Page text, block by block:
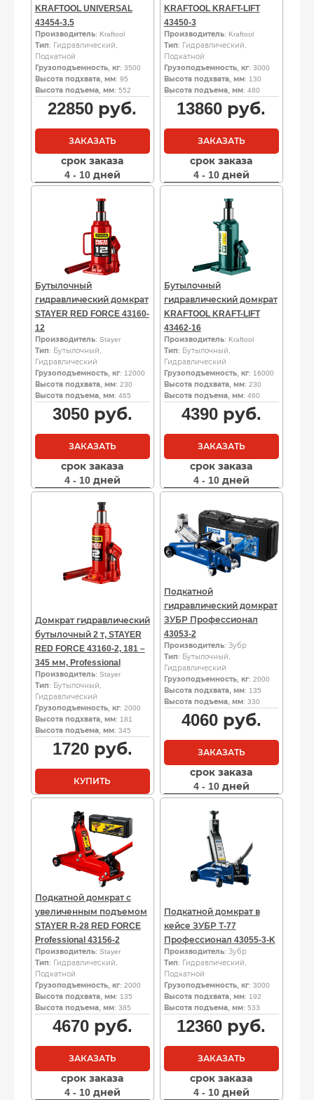
KRAFTOOL UNIVERSAL
43454-3.5
Производитель: Kraftool
Тип: Гидравлический,
Подкатной
Грузоподъемность, кг: 3500
Высота подхвата, мм: 95
Высота подъема, мм: 552
22850 руб.
ЗАКАЗАТЬ
срок заказа
4 - 10 дней
KRAFTOOL KRAFT-LIFT
43450-3
Производитель: Kraftool
Тип: Гидравлический,
Подкатной
Грузоподъемность, кг: 3000
Высота подхвата, мм: 130
Высота подъема, мм: 480
13860 руб.
ЗАКАЗАТЬ
срок заказа
4 - 10 дней
Бутылочный
гидравлический домкрат
STAYER RED FORCE 43160-
12
Производитель: Stayer
Тип: Бутылочный,
Гидравлический
Грузоподъемность, кг: 12000
Высота подхвата, мм: 230
Высота подъема, мм: 465
3050руб.
ЗАКАЗАТЬ
срок заказа
4 - 10 дней
Бутылочный
гидравлический домкрат
KRAFTOOL KRAFT-LIFT
43462-16
Производитель: Kraftool
Тип: Бутылочный,
Гидравлический
Грузоподъемность, кг: 16000
Высота подхвата, мм: 230
Высота подъема, мм: 460
4390руб.
ЗАКАЗАТЬ
срок заказа
4 - 10 дней
Домкрат гидравлический
бутылочный 2 т, STAYER
RED FORCE 43160-2, 181 –
345 мм, Professional
Производитель: Stayer
Тип: Бутылочный,
Гидравлический
Грузоподъемность, кг: 2000
Высота подхвата, мм: 181
Высота подъема, мм: 345
1720руб.
КУПИТЬ
Подкатной
гидравлический домкрат
ЗУБР Профессионал
43053-2
Производитель: Зубр
Тип: Бутылочный,
Гидравлический
Грузоподъемность, кг: 2000
Высота подхвата, мм: 135
Высота подъема, мм: 330
4060руб.
ЗАКАЗАТЬ
срок заказа
4 - 10 дней
Подкатной домкрат с
увеличенным подъемом
STAYER R-28 RED FORCE
Professional 43156-2
Производитель: Stayer
Тип: Гидравлический,
Подкатной
Грузоподъемность, кг: 2000
Высота подхвата, мм: 135
Высота подъема, мм: 385
4670руб.
ЗАКАЗАТЬ
срок заказа
4 - 10 дней
Подкатной домкрат в
кейсе ЗУБР Т-77
Профессионал 43055-3-K
Производитель: Зубр
Тип: Гидравлический,
Подкатной
Грузоподъемность, кг: 3000
Высота подхвата, мм: 192
Высота подъема, мм: 533
12360 руб.
ЗАКАЗАТЬ
срок заказа
4 - 10 дней